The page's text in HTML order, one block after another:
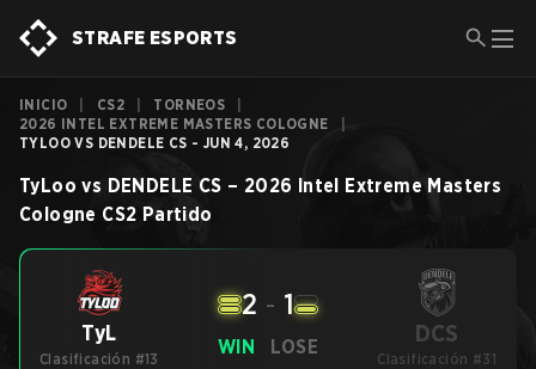
STRAFE ESPORTS
INICIO CS2 TORNEOS
2026 INTEL EXTREME MASTERS COLOGNE
TYLOO VS DENDELE CS - JUN 4, 2026
TyLoo vs DENDELE CS – 2026 Intel Extreme Masters
Cologne CS2 Partido
TyL
Clasificación #13
WIN
2 - 1
LOSE DCS
Clasificación #31